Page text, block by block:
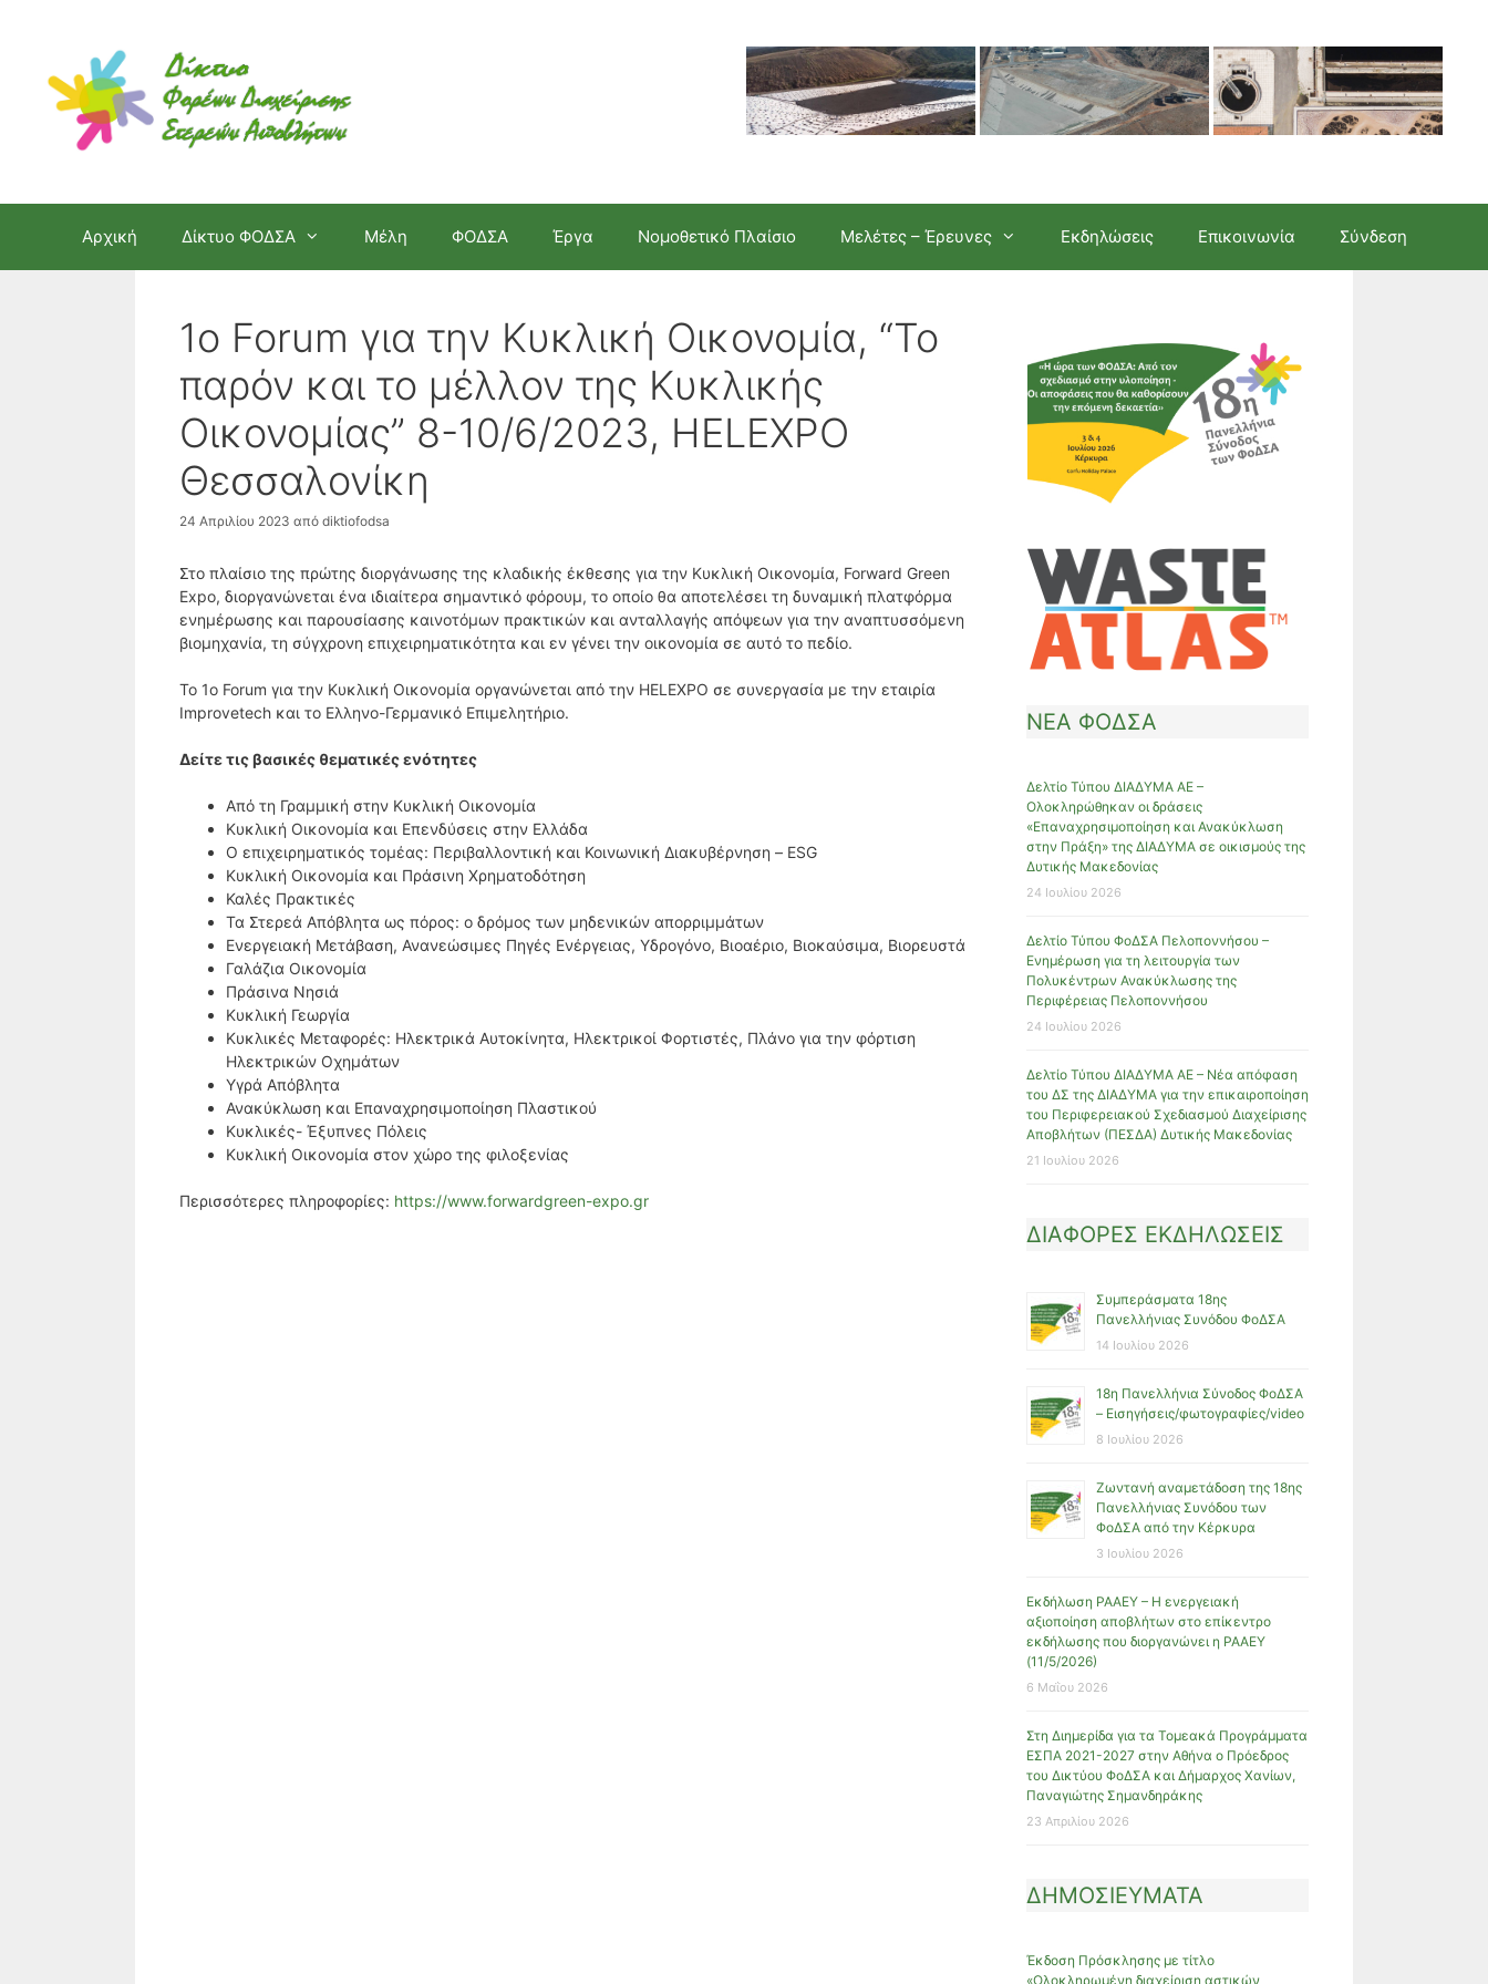
περιεχόμενο
Αρχική Δίκτυο ΦΟΔΣΑ Μέλη ΦΟΔΣΑ Έργα Νομοθετικό Πλαίσιο Μελέτες – Έρευνες Εκδηλώσεις Επικοινωνία Σύνδεση
1ο Forum για την Κυκλική Οικονομία, “Το
παρόν και το μέλλον της Κυκλικής
Οικονομίας” 8-10/6/2023, HELEXPO
Θεσσαλονίκη
24 Απριλίου 2023 από diktiofodsa
Στο πλαίσιο της πρώτης διοργάνωσης της κλαδικής έκθεσης για την Κυκλική Οικονομία, Forward Green
Expo, διοργανώνεται ένα ιδιαίτερα σημαντικό φόρουμ, το οποίο θα αποτελέσει τη δυναμική πλατφόρμα
ενημέρωσης και παρουσίασης καινοτόμων πρακτικών και ανταλλαγής απόψεων για την αναπτυσσόμενη
βιομηχανία, τη σύγχρονη επιχειρηματικότητα και εν γένει την οικονομία σε αυτό το πεδίο.
Το 1ο Forum για την Κυκλική Οικονομία οργανώνεται από την HELEXPO σε συνεργασία με την εταιρία
Improvetech και το Ελληνο-Γερμανικό Επιμελητήριο.
Δείτε τις βασικές θεματικές ενότητες
Από τη Γραμμική στην Κυκλική Οικονομία
Κυκλική Οικονομία και Επενδύσεις στην Ελλάδα
Ο επιχειρηματικός τομέας: Περιβαλλοντική και Κοινωνική Διακυβέρνηση – ESG
Κυκλική Οικονομία και Πράσινη Χρηματοδότηση
Καλές Πρακτικές
Τα Στερεά Απόβλητα ως πόρος: ο δρόμος των μηδενικών απορριμμάτων
Ενεργειακή Μετάβαση, Ανανεώσιμες Πηγές Ενέργειας, Υδρογόνο, Βιοαέριο, Βιοκαύσιμα, Βιορευστά
Γαλάζια Οικονομία
Πράσινα Νησιά
Κυκλική Γεωργία
Κυκλικές Μεταφορές: Ηλεκτρικά Αυτοκίνητα, Ηλεκτρικοί Φορτιστές, Πλάνο για την φόρτιση
Ηλεκτρικών Οχημάτων
Υγρά Απόβλητα
Ανακύκλωση και Επαναχρησιμοποίηση Πλαστικού
Κυκλικές- Έξυπνες Πόλεις
Κυκλική Οικονομία στον χώρο της φιλοξενίας
Περισσότερες πληροφορίες: https://www.forwardgreen-expo.gr
ΝΕΑ ΦΟΔΣΑ
Δελτίο Τύπου ΔΙΑΔΥΜΑ ΑΕ –
Ολοκληρώθηκαν οι δράσεις
«Επαναχρησιμοποίηση και Ανακύκλωση
στην Πράξη» της ΔΙΑΔΥΜΑ σε οικισμούς της
Δυτικής Μακεδονίας
24 Ιουλίου 2026
Δελτίο Τύπου ΦοΔΣΑ Πελοποννήσου –
Ενημέρωση για τη λειτουργία των
Πολυκέντρων Ανακύκλωσης της
Περιφέρειας Πελοποννήσου
24 Ιουλίου 2026
Δελτίο Τύπου ΔΙΑΔΥΜΑ ΑΕ – Νέα απόφαση
του ΔΣ της ΔΙΑΔΥΜΑ για την επικαιροποίηση
του Περιφερειακού Σχεδιασμού Διαχείρισης
Αποβλήτων (ΠΕΣΔΑ) Δυτικής Μακεδονίας
21 Ιουλίου 2026
ΔΙΑΦΟΡΕΣ ΕΚΔΗΛΩΣΕΙΣ
Συμπεράσματα 18ης
Πανελλήνιας Συνόδου ΦοΔΣΑ
14 Ιουλίου 2026
18η Πανελλήνια Σύνοδος ΦοΔΣΑ
– Εισηγήσεις/φωτογραφίες/video
8 Ιουλίου 2026
Ζωντανή αναμετάδοση της 18ης
Πανελλήνιας Συνόδου των
ΦοΔΣΑ από την Κέρκυρα
3 Ιουλίου 2026
Εκδήλωση ΡΑΑΕΥ – Η ενεργειακή
αξιοποίηση αποβλήτων στο επίκεντρο
εκδήλωσης που διοργανώνει η ΡΑΑΕΥ
(11/5/2026)
6 Μαΐου 2026
Στη Διημερίδα για τα Τομεακά Προγράμματα
ΕΣΠΑ 2021-2027 στην Αθήνα ο Πρόεδρος
του Δικτύου ΦοΔΣΑ και Δήμαρχος Χανίων,
Παναγιώτης Σημανδηράκης
23 Απριλίου 2026
ΔΗΜΟΣΙΕΥΜΑΤΑ
Έκδοση Πρόσκλησης με τίτλο
«Ολοκληρωμένη διαχείριση αστικών